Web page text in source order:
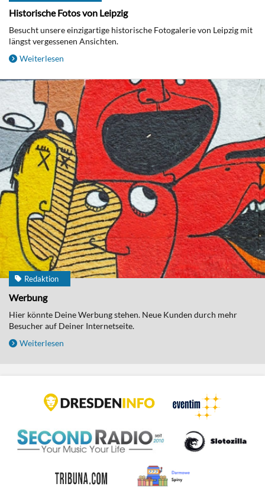
Historische Fotos von Leipzig
Besucht unsere einzigartige historische Fotogalerie von Leipzig mit
längst vergessenen Ansichten.
Weiterlesen
Redaktion
Werbung
Hier könnte Deine Werbung stehen. Neue Kunden durch mehr
Besucher auf Deiner Internetseite.
Weiterlesen